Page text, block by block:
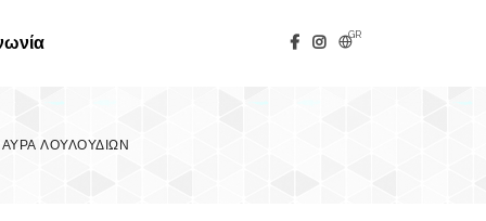
GR
ΑΥΡΑ ΛΟΥΛΟΥΔΙΩΝ